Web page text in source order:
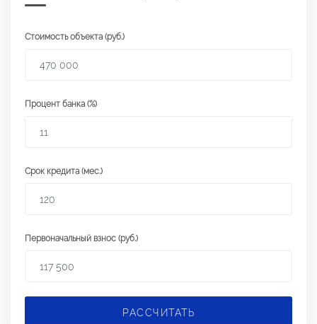
Стоимость объекта (руб.)
Процент банка (%)
Срок кредита (мес.)
Первоначальный взнос (руб.)
РАССЧИТАТЬ